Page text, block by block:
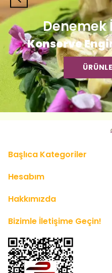
Denemek
Konserve
Başlıca Kategoriler
Hesabım
Hakkımızda
Bizimle İletişime Geçin!